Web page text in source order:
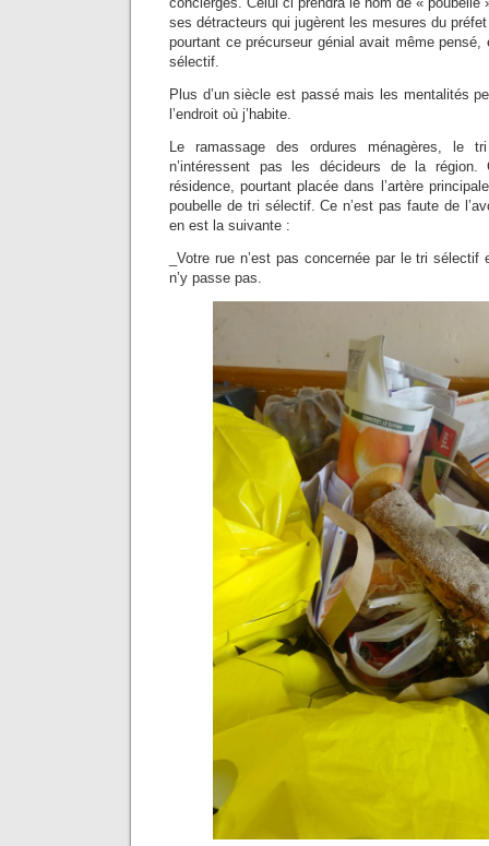
ses détracteurs qui jugèrent les mesures du
pourtant ce précurseur génial avait même pensé,
sélectif.
Plus d’un siècle est passé mais les mentalités
l’endroit où j’habite.
Le ramassage des ordures ménagères, le
n’intéressent pas les décideurs de la région.
résidence, pourtant placée dans l’artère
poubelle de tri sélectif. Ce n’est pas faute de
en est la suivante :
_Votre rue n’est pas concernée par le tri
n’y passe pas.